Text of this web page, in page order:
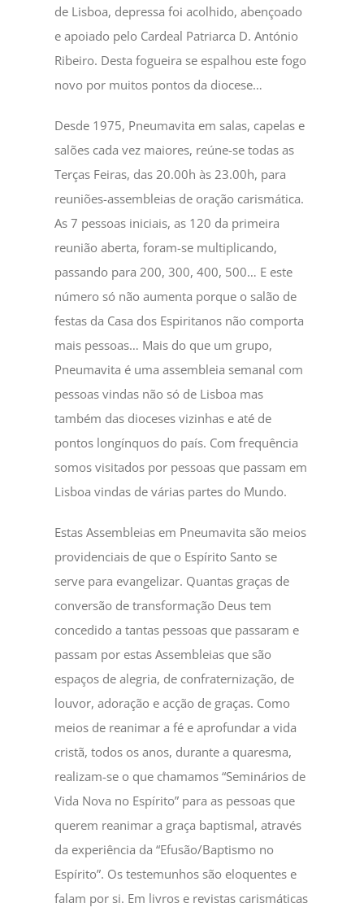
de Lisboa, depressa foi acolhido, abençoado
e apoiado pelo Cardeal Patriarca D. António
Ribeiro. Desta fogueira se espalhou este fogo
novo por muitos pontos da diocese…
Desde 1975, Pneumavita em salas, capelas e
salões cada vez maiores, reúne-se todas as
Terças Feiras, das 20.00h às 23.00h, para
reuniões-assembleias de oração carismática.
As 7 pessoas iniciais, as 120 da primeira
reunião aberta, foram-se multiplicando,
passando para 200, 300, 400, 500… E este
número só não aumenta porque o salão de
festas da Casa dos Espiritanos não comporta
mais pessoas… Mais do que um grupo,
Pneumavita é uma assembleia semanal com
pessoas vindas não só de Lisboa mas
também das dioceses vizinhas e até de
pontos longínquos do país. Com frequência
somos visitados por pessoas que passam em
Lisboa vindas de várias partes do Mundo.
Estas Assembleias em Pneumavita são meios
providenciais de que o Espírito Santo se
serve para evangelizar. Quantas graças de
conversão de transformação Deus tem
concedido a tantas pessoas que passaram e
passam por estas Assembleias que são
espaços de alegria, de confraternização, de
louvor, adoração e acção de graças. Como
meios de reanimar a fé e aprofundar a vida
cristã, todos os anos, durante a quaresma,
realizam-se o que chamamos “Seminários de
Vida Nova no Espírito” para as pessoas que
querem reanimar a graça baptismal, através
da experiência da “Efusão/Baptismo no
Espírito”. Os testemunhos são eloquentes e
falam por si. Em livros e revistas carismáticas